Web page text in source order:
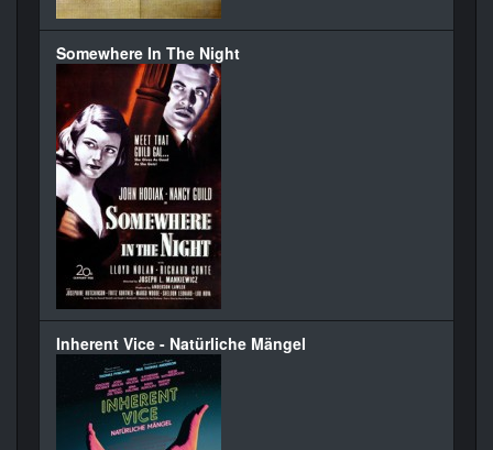
Somewhere In The Night
Inherent Vice - Natürliche Mängel